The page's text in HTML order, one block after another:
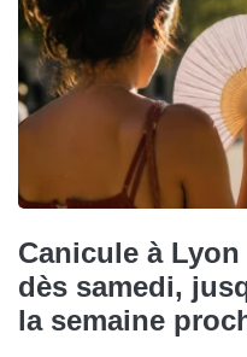
Canicule à
dès samedi,
la semaine